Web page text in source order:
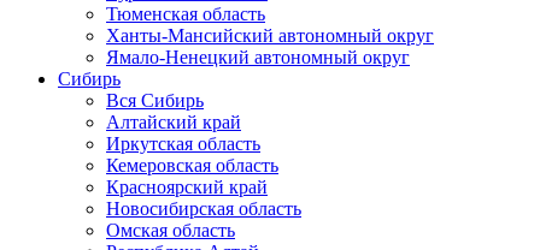
Тюменская область
Ханты-Мансийский автономный округ
Ямало-Ненецкий автономный округ
Сибирь
Вся Сибирь
Алтайский край
Иркутская область
Кемеровская область
Красноярский край
Новосибирская область
Омская область